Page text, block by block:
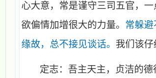
心大意，常是谨守三司五官，
欲偏情加增很大的力量。 常躲
缘故，总不接见谈话。 我们该仔
定志：吾主天主，贞洁的